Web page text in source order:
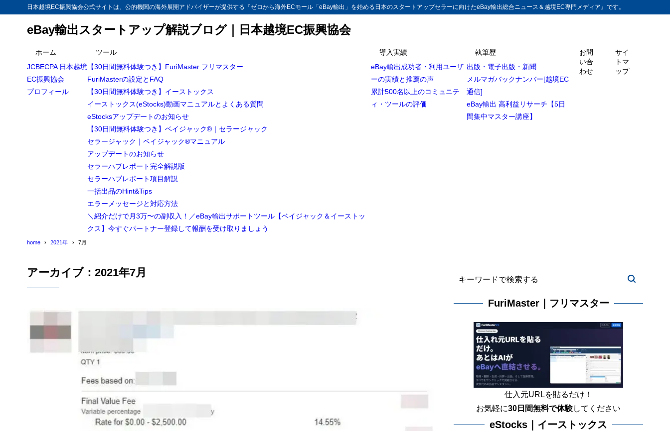
日本越境EC振興協会公式サイトは、公的機関の海外展開アドバイザーが提供する『ゼロから海外ECモール「eBay輸出」を始める日本のスタートアップセラーに向けたeBay輸出総合ニュース＆越境EC専門メディア』です。
eBay輸出スタートアップ解説ブログ｜日本越境EC振興協会
ホーム
JCBECPA 日本越境
EC振興協会
プロフィール
ツール
【30日間無料体験つき】FuriMaster フリマスター
FuriMasterの設定とFAQ
【30日間無料体験つき】イーストックス
イーストックス(eStocks)動画マニュアルとよくある質問
eStocksアップデートのお知らせ
【30日間無料体験つき】ベイジャック®｜セラージャック
セラージャック｜ベイジャック®マニュアル
アップデートのお知らせ
セラーハブレポート完全解説版
セラーハブレポート項目解説
一括出品のHint&Tips
エラーメッセージと対応方法
＼紹介だけで月3万〜の副収入！／eBay輸出サポートツール【ベイジャック＆イーストッ
クス】今すぐパートナー登録して報酬を受け取りましょう
導入実績
eBay輸出成功者・利用ユーザ
ーの実績と推薦の声
累計500名以上のコミュニテ
ィ・ツールの評価
執筆歴
出版・電子出版・新聞
メルマガバックナンバー[越境EC
通信]
eBay輸出 高利益リサーチ【5日
間集中マスター講座】
お問
い合
わせ
サイ
トマ
ップ
home 2021年 7月
アーカイブ：2021年7月
FuriMaster｜フリマスター
仕入元URLを貼るだけ！
お気軽に30日間無料で体験してください
eStocks｜イーストックス